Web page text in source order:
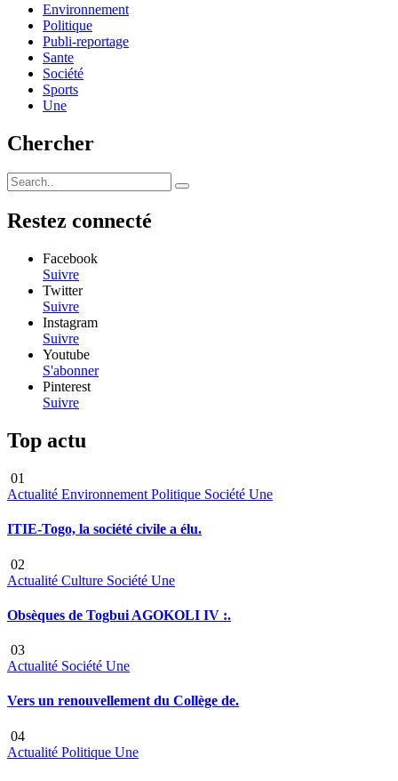
Environnement
Politique
Publi-reportage
Sante
Société
Sports
Une
Chercher
Restez connecté
Facebook
Suivre
Twitter
Suivre
Instagram
Suivre
Youtube
S'abonner
Pinterest
Suivre
Top actu
01
Actualité Environnement Politique Société Une
ITIE-Togo, la société civile a élu.
02
Actualité Culture Société Une
Obsèques de Togbui AGOKOLI IV :.
03
Actualité Société Une
Vers un renouvellement du Collège de.
04
Actualité Politique Une